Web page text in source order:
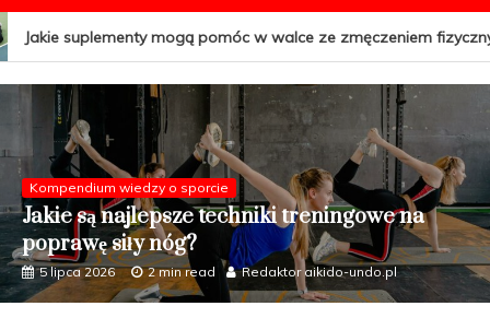
Jakie suplementy mogą pomóc w walce ze zmęczeniem
Kompendium wiedzy o sporcie
Jakie formy aktywności fizycznej najlepiej
wpływają na zdrowie układu oddechowego?
5 czerwca 2026 2 min read Redaktor aikido-undo.pl